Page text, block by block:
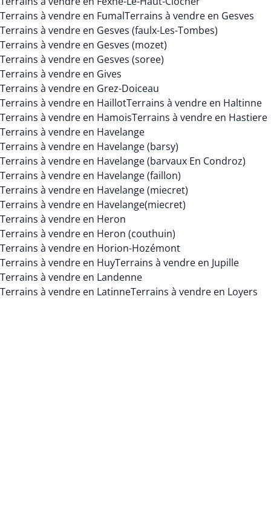
Terrains à vendre en FumalTerrains à vendre en Gesves
Terrains à vendre en Gesves (faulx-Les-Tombes)
Terrains à vendre en Gesves (mozet)
Terrains à vendre en Gesves (soree)
Terrains à vendre en Gives
Terrains à vendre en Grez-Doiceau
Terrains à vendre en HaillotTerrains à vendre en Haltinne
Terrains à vendre en HamoisTerrains à vendre en Hastiere
Terrains à vendre en Havelange
Terrains à vendre en Havelange (barsy)
Terrains à vendre en Havelange (barvaux En Condroz)
Terrains à vendre en Havelange (faillon)
Terrains à vendre en Havelange (miecret)
Terrains à vendre en Havelange(miecret)
Terrains à vendre en Heron
Terrains à vendre en Heron (couthuin)
Terrains à vendre en Horion-Hozémont
Terrains à vendre en HuyTerrains à vendre en Jupille
Terrains à vendre en Landenne
Terrains à vendre en LatinneTerrains à vendre en Loyers